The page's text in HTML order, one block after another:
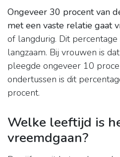
Ongeveer 30 procent van
met een vaste relatie gaat
of langdurig. Dit
langzaam. Bij vrouwen is
pleegde ongeveer 10
ondertussen is dit
procent.
Welke leeftijd is
vreemdgaan?